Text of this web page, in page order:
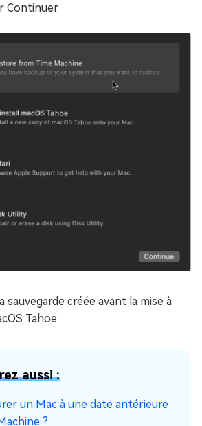
Continuer.
sauvegarde créée avant la mise à
Tahoe.
aussi :
un Mac à une date antérieure
?